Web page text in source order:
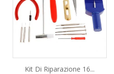
Kit Di Riparazione 16...